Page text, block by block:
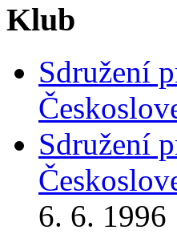
Klub
Sdružení
Sdružení
6. 6. 1996